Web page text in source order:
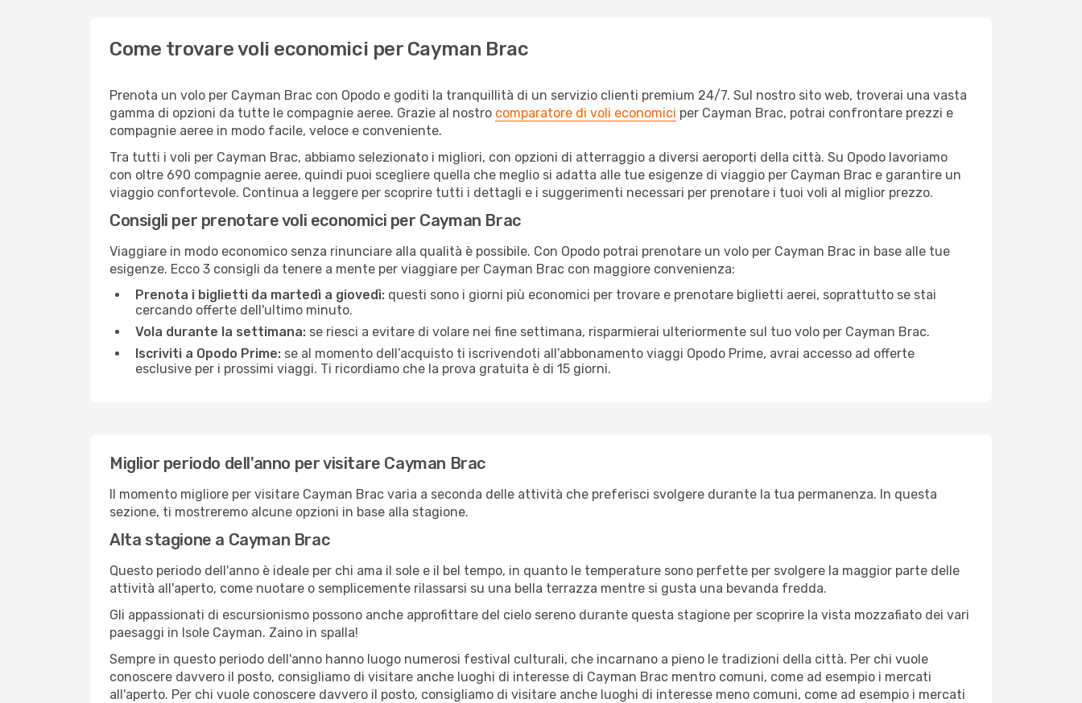
Come trovare voli economici per Cayman Brac
Prenota un volo per Cayman Brac con Opodo e goditi la tranquillità di un servizio clienti premium 24/7. Sul nostro sito web, troverai una vasta
gamma di opzioni da tutte le compagnie aeree. Grazie al nostro comparatore di voli economici per Cayman Brac, potrai confrontare prezzi e
compagnie aeree in modo facile, veloce e conveniente.
Tra tutti i voli per Cayman Brac, abbiamo selezionato i migliori, con opzioni di atterraggio a diversi aeroporti della città. Su Opodo lavoriamo
con oltre 690 compagnie aeree, quindi puoi scegliere quella che meglio si adatta alle tue esigenze di viaggio per Cayman Brac e garantire un
viaggio confortevole. Continua a leggere per scoprire tutti i dettagli e i suggerimenti necessari per prenotare i tuoi voli al miglior prezzo.
Consigli per prenotare voli economici per Cayman Brac
Viaggiare in modo economico senza rinunciare alla qualità è possibile. Con Opodo potrai prenotare un volo per Cayman Brac in base alle tue
esigenze. Ecco 3 consigli da tenere a mente per viaggiare per Cayman Brac con maggiore convenienza:
Prenota i biglietti da martedì a giovedì: questi sono i giorni più economici per trovare e prenotare biglietti aerei, soprattutto se stai
cercando offerte dell'ultimo minuto.
Vola durante la settimana: se riesci a evitare di volare nei fine settimana, risparmierai ulteriormente sul tuo volo per Cayman Brac.
Iscriviti a Opodo Prime: se al momento dell’acquisto ti iscrivendoti all’abbonamento viaggi Opodo Prime, avrai accesso ad offerte
esclusive per i prossimi viaggi. Ti ricordiamo che la prova gratuita è di 15 giorni.
Miglior periodo dell'anno per visitare Cayman Brac
Il momento migliore per visitare Cayman Brac varia a seconda delle attività che preferisci svolgere durante la tua permanenza. In questa
sezione, ti mostreremo alcune opzioni in base alla stagione.
Alta stagione a Cayman Brac
Questo periodo dell'anno è ideale per chi ama il sole e il bel tempo, in quanto le temperature sono perfette per svolgere la maggior parte delle
attività all'aperto, come nuotare o semplicemente rilassarsi su una bella terrazza mentre si gusta una bevanda fredda.
Gli appassionati di escursionismo possono anche approfittare del cielo sereno durante questa stagione per scoprire la vista mozzafiato dei vari
paesaggi in Isole Cayman. Zaino in spalla!
Sempre in questo periodo dell'anno hanno luogo numerosi festival culturali, che incarnano a pieno le tradizioni della città. Per chi vuole
conoscere davvero il posto, consigliamo di visitare anche luoghi di interesse di Cayman Brac mentro comuni, come ad esempio i mercati
all'aperto. Per chi vuole conoscere davvero il posto, consigliamo di visitare anche luoghi di interesse meno comuni, come ad esempio i mercati